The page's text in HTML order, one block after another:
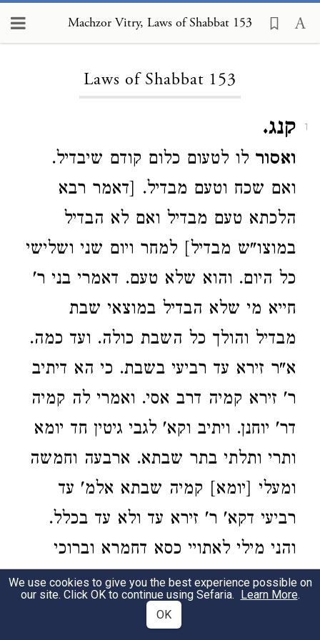
Machzor Vitry, Laws of Shabbat 153
Laws of Shabbat 153
1 קנג.
ואסור לו לטעום כלום קודם שיבדיל.
ואם שכח וטעם מבדיל. [דאמר רבא
הלכתא טעם מבדיל ואם לא הבדיל
במוצו"ש מבדיל] למחר ויום שני ושלישי
כל היום. והוא שלא טעם. דאמרי בני ר'
חייא מי שלא הבדיל במוצאי שבת
מבדיל והולך כל השבת כולה. ועד כמה.
א"ר זירא עד רביעי בשבת. כי הא דיתיב
ר' זירא קמיה דרב אסי. ואמרי לה קמיה
דר' יוחנן. ויתיב וקא' לגבי גיטין חד יומא
ותרי ותלתי בתר שבתא. ארבעה וחמשה
ומעלי [יומא] קמיה שבתא אלמ' עד
רביעי דקא' ר' זירא עד ולא עד בכלל.
והני מילי לאתויי כסא דחמרא וברוכי
בורא פרי הגפן והמבדיל. אבל לא על
האור. דקיימ' לן אין מברכין על האור
We use cookies to give you the best experience possible on
our site. Click OK to continue using Sefaria. Learn More.
OK